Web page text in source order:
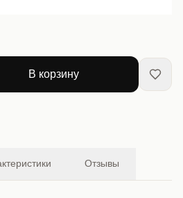
В корзину
Отзывы